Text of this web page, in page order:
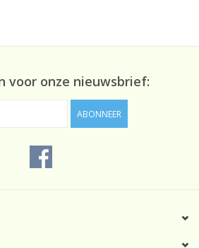
voor onze nieuwsbrief:
ABONNEER